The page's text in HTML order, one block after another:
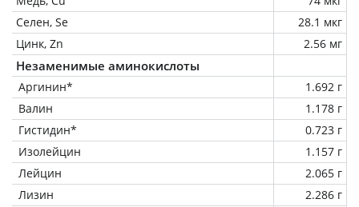
Селен, Se
28.1 мкг
Цинк, Zn
2.56 мг
Незаменимые аминокислоты
Аргинин*
1.692 г
Валин
1.178 г
Гистидин*
0.723 г
Изолейцин
1.157 г
Лейцин
2.065 г
Лизин
2.286 г